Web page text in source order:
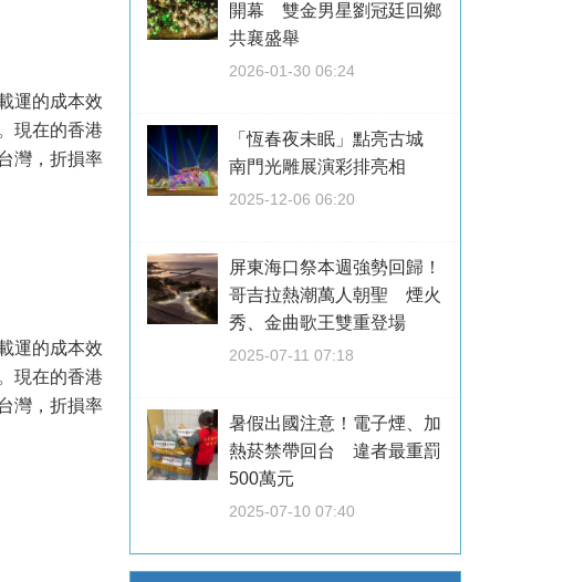
運的成本效
現在的香港
灣，折損率
運的成本效
現在的香港
灣，折損率
開幕 雙金男星劉冠廷回鄉
共襄盛舉
2026-01-30 06:24
「恆春夜未眠」點亮古城
南門光雕展演彩排亮相
2025-12-06 06:20
屏東海口祭本週強勢回歸！
哥吉拉熱潮萬人朝聖 煙火
秀、金曲歌王雙重登場
2025-07-11 07:18
暑假出國注意！電子煙、加
熱菸禁帶回台 違者最重罰
500萬元
2025-07-10 07:40